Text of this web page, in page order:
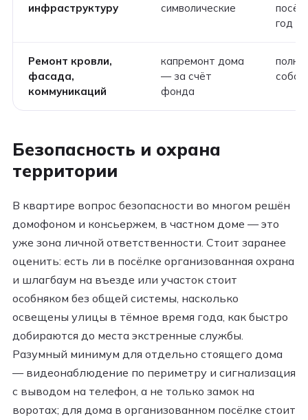
инфраструктуру
символические
год
Ремонт кровли,
фасада,
коммуникаций
капремонт дома
— за счёт
фонда
Безопасность и охрана
территории
В квартире вопрос безопасности во многом решён
домофоном и консьержем, в частном доме — это
уже зона личной ответственности. Стоит заранее
оценить: есть ли в посёлке организованная охрана
и шлагбаум на въезде или участок стоит
особняком без общей системы, насколько
освещены улицы в тёмное время года, как быстро
добираются до места экстренные службы.
Разумный минимум для отдельно стоящего дома
— видеонаблюдение по периметру и сигнализация
с выводом на телефон, а не только замок на
воротах; для дома в организованном посёлке стоит